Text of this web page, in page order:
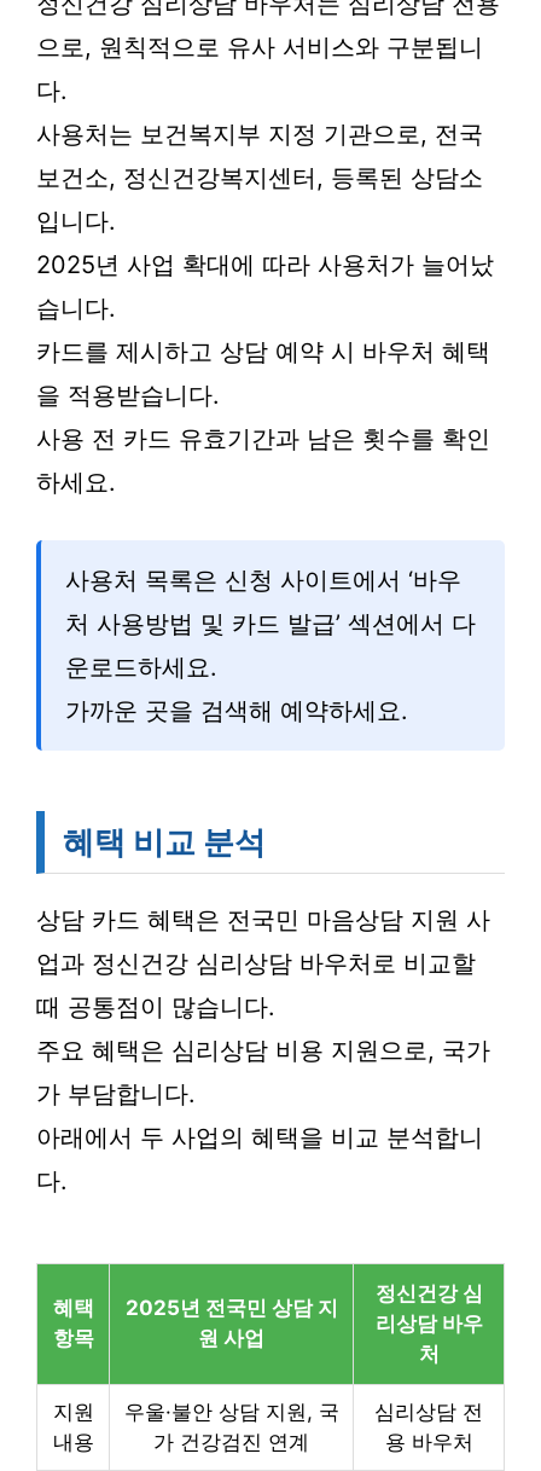
으로, 원칙적으로 유사 서비스와 구분됩니
다.
사용처는 보건복지부 지정 기관으로, 전국
보건소, 정신건강복지센터, 등록된 상담소
입니다.
2025년 사업 확대에 따라 사용처가 늘어났
습니다.
카드를 제시하고 상담 예약 시 바우처 혜택
을 적용받습니다.
사용 전 카드 유효기간과 남은 횟수를 확인
하세요.
사용처 목록은 신청 사이트에서 ‘바우
처 사용방법 및 카드 발급’ 섹션에서 다
운로드하세요.
가까운 곳을 검색해 예약하세요.
혜택 비교 분석
상담 카드 혜택은 전국민 마음상담 지원 사
업과 정신건강 심리상담 바우처로 비교할
때 공통점이 많습니다.
주요 혜택은 심리상담 비용 지원으로, 국가
가 부담합니다.
아래에서 두 사업의 혜택을 비교 분석합니
다.
혜택
항목
2025년 전국민 상담 지
원 사업
정신건강 심
리상담 바우
처
지원
내용
우울·불안 상담 지원, 국
가 건강검진 연계
심리상담 전
용 바우처